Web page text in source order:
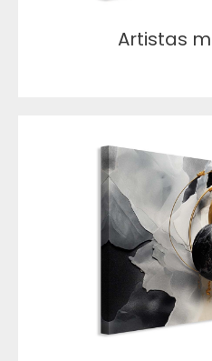
Artistas